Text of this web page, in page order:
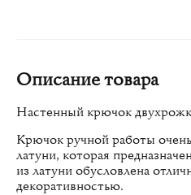
Описание товара
Настенный крючок
Крючок ручной работы
латуни, которая
из латуни обусловлена
декоративностью.